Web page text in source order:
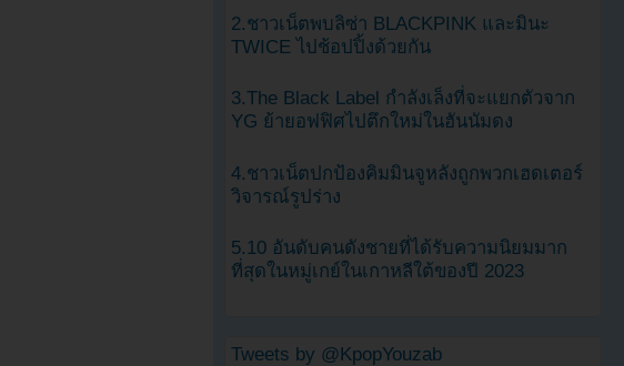
2.ชาวเน็ตพบลิซ่า BLACKPINK และมินะ
TWICE ไปช้อปปิ้งด้วยกัน
3.The Black Label กำลังเล็งที่จะแยกตัวจาก
YG ย้ายอฟฟิศไปตึกใหม่ในฮันนัมดง
4.ชาวเน็ตปกป้องคิมมินจูหลังถูกพวกเฮดเตอร์
วิจารณ์รูปร่าง
5.10 อันดับคนดังชายที่ได้รับความนิยมมาก
ที่สุดในหมู่เกย์ในเกาหลีใต้ของปี 2023
Tweets by @KpopYouzab